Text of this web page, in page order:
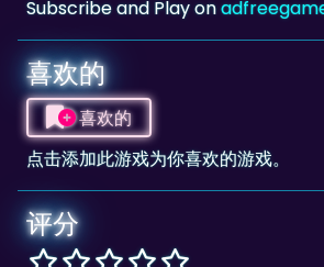
喜欢的
喜欢的
点击添加此游戏为你喜欢的游戏。
评分
当前评分: 2.9 来自 236 票.